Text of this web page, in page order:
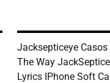
Jacksepticeye Casos
The Way
Lyrics IPhone Soft